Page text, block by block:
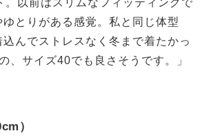
。以前はスリムなフィッティングで
とりがある感覚。私と同じ体型
んでストレスなく冬まで着たかっ
、サイズ40でも良さそうです。」
）